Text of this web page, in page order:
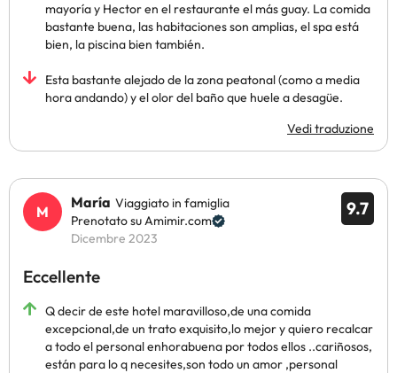
mayoría y Hector en el restaurante el más guay. La comida
bastante buena, las habitaciones son amplias, el spa está
bien, la piscina bien también.
Esta bastante alejado de la zona peatonal (como a media
hora andando) y el olor del baño que huele a desagüe.
Vedi traduzione
9.7
María Viaggiato in famiglia
Prenotato su Amimir.com
Dicembre 2023
Eccellente
Q decir de este hotel maravilloso,de una comida
excepcional,de un trato exquisito,lo mejor y quiero recalcar
a todo el personal enhorabuena por todos ellos ..cariñosos,
están para lo q necesites,son todo un amor ,personal